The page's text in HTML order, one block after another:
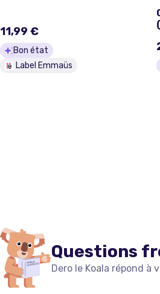
11,99 €
Bon état
Label Emmaüs
Questions
Dero le Koala répond